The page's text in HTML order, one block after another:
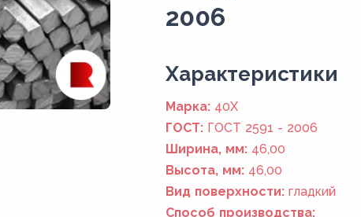
2006
Xарактеристики
Марка: 40Х
ГОСТ: ГОСТ 2591 - 2006
Ширина, мм: 46,00
Высота, мм: 46,00
Вид поверхности: гладкий
Способ производства: